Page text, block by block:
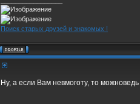
Поиск старых друзей и знакомых !
Ну, а если Вам невмоготу, то